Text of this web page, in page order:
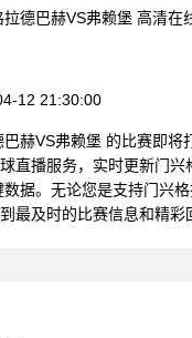
拉德巴赫VS弗赖堡 高清在
12 21:30:00
赫VS弗赖堡 的比赛即将
直播服务，实时更新门兴
据。无论您是支持门兴
最及时的比赛信息和精彩